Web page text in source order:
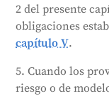
2 del presente
obligaciones
capítulo V.
5. Cuando los
riesgo o de